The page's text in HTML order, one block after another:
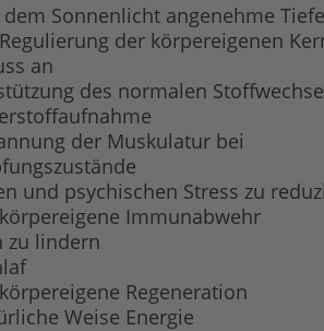
Sonnenlicht angenehme
der körpereigenen
an
des normalen
der Muskulatur bei
und psychischen Stress zu
Immunabwehr
zu lindern
Regeneration
Weise Energie